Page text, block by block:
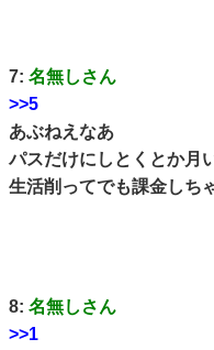
7: 名無しさん
>>5
あぶねえなあ
パスだけにしとくとか月
生活削ってでも課金しち
8: 名無しさん
>>1